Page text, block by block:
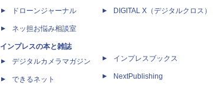
ドローンジャーナル
ネッ担お悩み相談室
インプレスの本と雑誌
デジタルカメラマガジン
できるネット
DIGITAL X（デジタルクロス）
インプレスブックス
NextPublishing